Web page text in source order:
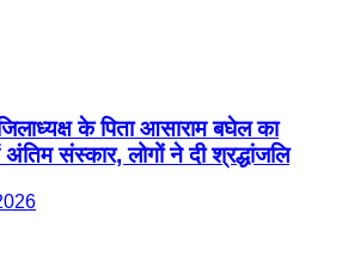
के पिता आसाराम बघेल का
संस्कार, लोगों ने दी श्रद्धांजलि